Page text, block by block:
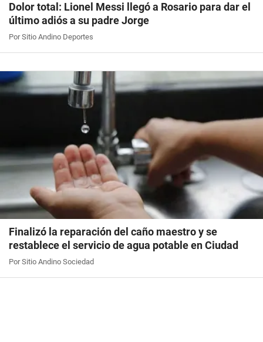
Dolor total: Lionel Messi llegó a Rosario para dar el
último adiós a su padre Jorge
Por Sitio Andino Deportes
Finalizó la reparación del caño maestro y se
restablece el servicio de agua potable en Ciudad
Por Sitio Andino Sociedad